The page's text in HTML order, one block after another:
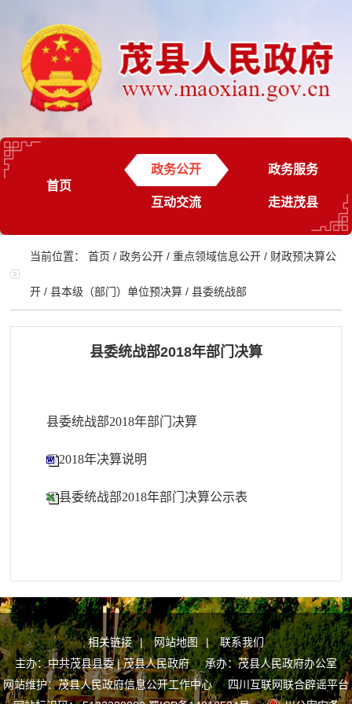
首页
政务公开 政务服务
互动交流 走进茂县
当前位置：首页 /政务公开 /重点领域信息公开 / 财政预决算公
开 /县本级（部门）单位预决算 /县委统战部
县委统战部2018年部门决算
县委统战部2018年部门决算
2018年决算说明
县委统战部2018年部门决算公示表
相关链接 | 网站地图 |
联系我们
主办：中共茂县县委 | 茂县人民政府 承办：茂县人民政府办公室
网站维护：茂县人民政府信息公开工作中心四川互联网联合辟谣平台